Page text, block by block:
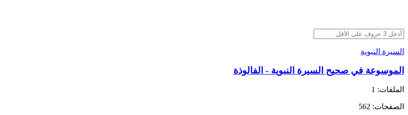
السيرة النبوية
الموسوعة في صحيح السيرة النبوية - الفالوذة
الملفات: 1
الصفحات: 562